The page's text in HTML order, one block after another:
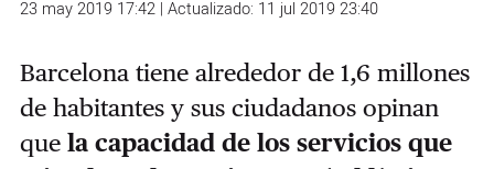
23 may 2019 17:42 | Actualizado: 11 jul 2019 23:40
Barcelona tiene alrededor de 1,6 millones
de habitantes y sus ciudadanos opinan
quela capacidad de los servicios que